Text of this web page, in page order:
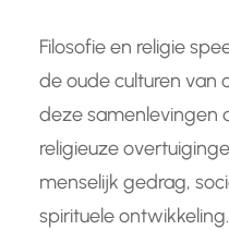
Filosofie en religie
de oude culturen van
deze samenlevingen
religieuze
menselijk gedrag,
spirituele